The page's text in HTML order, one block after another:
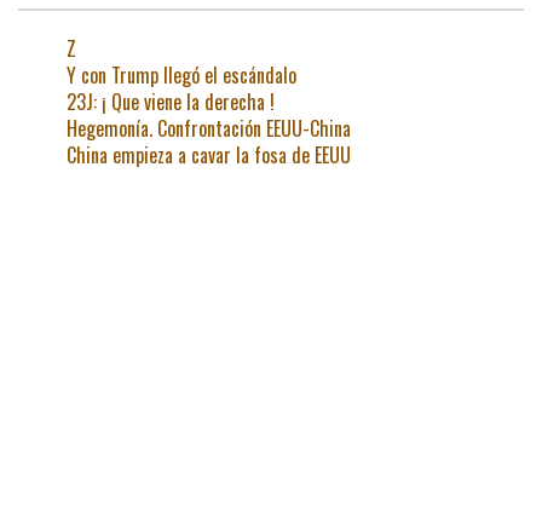
Z
Y con Trump llegó el escándalo
23J: ¡ Que viene la derecha !
Hegemonía. Confrontación EEUU-China
China empieza a cavar la fosa de EEUU